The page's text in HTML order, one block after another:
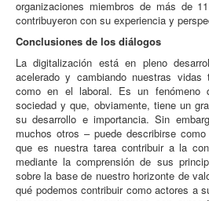
organizaciones miembros de más de
contribuyeron con su experiencia y
Conclusiones de los diálogos
La digitalización está en pleno
acelerado y cambiando nuestras
como en el laboral. Es un fenómeno
sociedad y que, obviamente, tiene un
su desarrollo e importancia. Sin
muchos otros – puede describirse
que es nuestra tarea contribuir a la
mediante la comprensión de sus
sobre la base de nuestro horizonte de
qué podemos contribuir como actores a